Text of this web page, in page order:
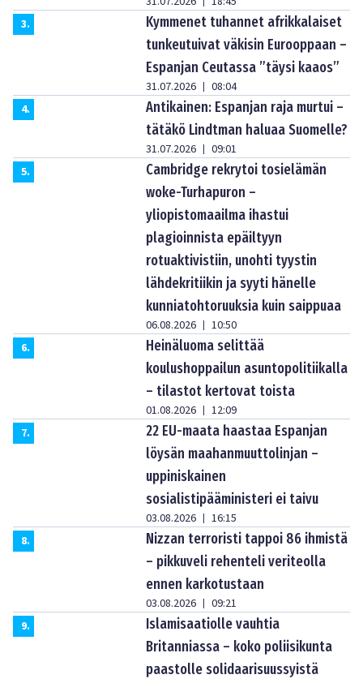
3.
Kymmenet tuhannet afrikkalaiset
tunkeutuivat väkisin Eurooppaan –
Espanjan Ceutassa ”täysi kaaos”
31.07.2026 | 08:04
4.
Antikainen: Espanjan raja murtui –
tätäkö Lindtman haluaa Suomelle?
31.07.2026 | 09:01
5.
Cambridge rekrytoi tosielämän
woke-Turhapuron –
yliopistomaailma ihastui
plagioinnista epäiltyyn
rotuaktivistiin, unohti tyystin
lähdekritiikin ja syyti hänelle
kunniatohtoruuksia kuin saippuaa
06.08.2026 | 10:50
6.
Heinäluoma selittää
koulushoppailun asuntopolitiikalla
– tilastot kertovat toista
01.08.2026 | 12:09
7.
22 EU-maata haastaa Espanjan
löysän maahanmuuttolinjan –
uppiniskainen
sosialistipääministeri ei taivu
03.08.2026 | 16:15
8.
Nizzan terroristi tappoi 86 ihmistä
– pikkuveli rehenteli veriteolla
ennen karkotustaan
03.08.2026 | 09:21
9.
Islamisaatiolle vauhtia
Britanniassa – koko poliisikunta
paastolle solidaarisuussyistä